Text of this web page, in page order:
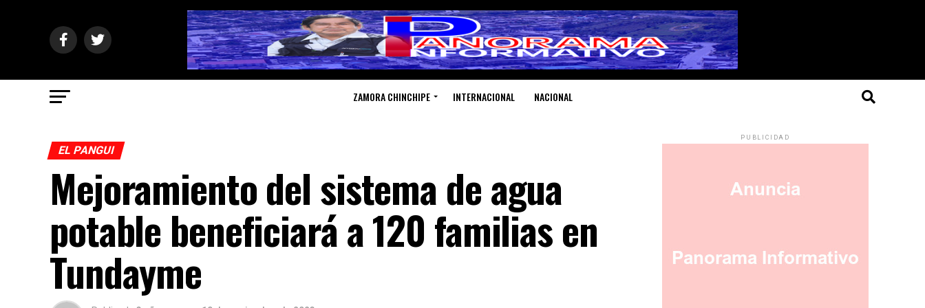
ZAMORA CHINCHIPE INTERNACIONAL NACIONAL
EL PANGUI
Mejoramiento del sistema de agua
potable beneficiará a 120 familias en
Tundayme
PUBLICIDAD